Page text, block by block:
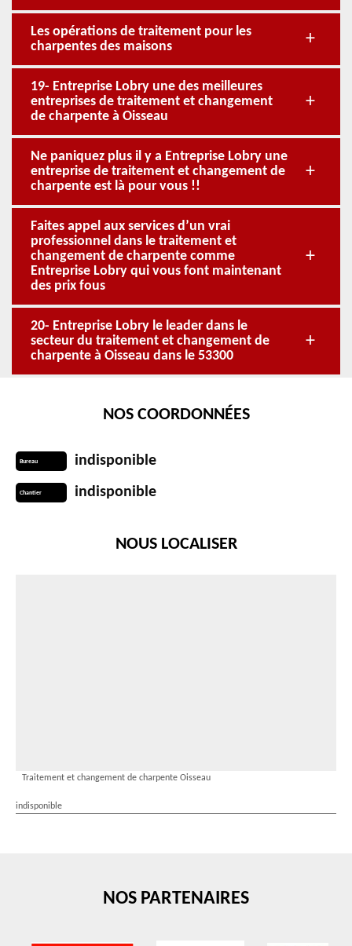
Les opérations de traitement pour les
charpentes des maisons
19- Entreprise Lobry une des meilleures
entreprises de traitement et changement
de charpente à Oisseau
Ne paniquez plus il y a Entreprise Lobry une
entreprise de traitement et changement de
charpente est là pour vous !!
Faites appel aux services d’un vrai
professionnel dans le traitement et
changement de charpente comme
Entreprise Lobry qui vous font maintenant
des prix fous
20- Entreprise Lobry le leader dans le
secteur du traitement et changement de
charpente à Oisseau dans le 53300
NOS COORDONNÉES
Bureau indisponible
Chantier indisponible
NOUS LOCALISER
Traitement et changement de charpente Oisseau
indisponible
NOS PARTENAIRES